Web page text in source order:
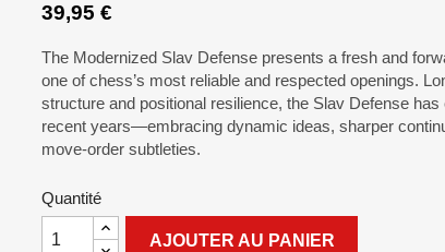
39,95 €
The Modernized Slav Defense presents a fresh and
one of chess’s most reliable and respected openings.
structure and positional resilience, the Slav Defense
recent years—embracing dynamic ideas, sharper
move-order subtleties.
Quantité
AJOUTER AU PANIER